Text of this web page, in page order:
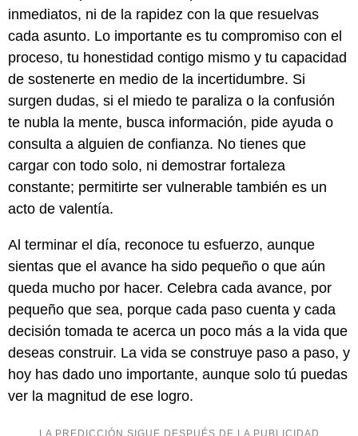
inmediatos, ni de la rapidez con la que resuelvas
cada asunto. Lo importante es tu compromiso con el
proceso, tu honestidad contigo mismo y tu capacidad
de sostenerte en medio de la incertidumbre. Si
surgen dudas, si el miedo te paraliza o la confusión
te nubla la mente, busca información, pide ayuda o
consulta a alguien de confianza. No tienes que
cargar con todo solo, ni demostrar fortaleza
constante; permitirte ser vulnerable también es un
acto de valentía.
Al terminar el día, reconoce tu esfuerzo, aunque
sientas que el avance ha sido pequeño o que aún
queda mucho por hacer. Celebra cada avance, por
pequeño que sea, porque cada paso cuenta y cada
decisión tomada te acerca un poco más a la vida que
deseas construir. La vida se construye paso a paso, y
hoy has dado uno importante, aunque solo tú puedas
ver la magnitud de ese logro.